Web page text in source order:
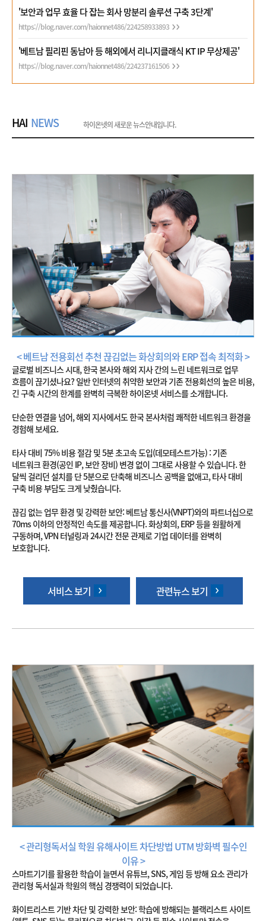
'보안과 업무 효율 다 잡는 회사 망분리 솔루션 구축 3단계'
https://blog.naver.com/haionnet486/224258933893
'베트남 필리핀 동남아 등 해외에서 리니지클래식 KT IP 무상제공'
https://blog.naver.com/haionnet486/224237161506
HAI NEWS 하이온넷의 새로운 뉴스안내입니다.
< 베트남 전용회선 추천 끊김없는 화상회의와 ERP 접속 최적화 >
글로벌 비즈니스 시대, 한국 본사와 해외 지사 간의 느린 네트워크로 업무
흐름이 끊기셨나요? 일반 인터넷의 취약한 보안과 기존 전용회선의 높은 비용,
긴 구축 시간의 한계를 완벽히 극복한 하이온넷 서비스를 소개합니다.
단순한 연결을 넘어, 해외 지사에서도 한국 본사처럼 쾌적한 네트워크 환경을
경험해 보세요.
타사 대비 75% 비용 절감 및 5분 초고속 도입(데모테스트가능) : 기존
네트워크 환경(공인 IP, 보안 장비) 변경 없이 그대로 사용할 수 있습니다. 한
달씩 걸리던 설치를 단 5분으로 단축해 비즈니스 공백을 없애고, 타사 대비
구축 비용 부담도 크게 낮췄습니다.
끊김 없는 업무 환경 및 강력한 보안: 베트남 통신사(VNPT)와의 파트너십으로
70ms 이하의 안정적인 속도를 제공합니다. 화상회의, ERP 등을 원활하게
구동하며, VPN 터널링과 24시간 전문 관제로 기업 데이터를 완벽히
보호합니다.
서비스 보기 관련뉴스 보기
< 관리형독서실 학원 유해사이트 차단방법 UTM 방화벽 필수인
이유 >
스마트기기를 활용한 학습이 늘면서 유튜브, SNS, 게임 등 방해 요소 관리가
관리형 독서실과 학원의 핵심 경쟁력이 되었습니다.
화이트리스트 기반 차단 및 강력한 보안: 학습에 방해되는 블랙리스트 사이트